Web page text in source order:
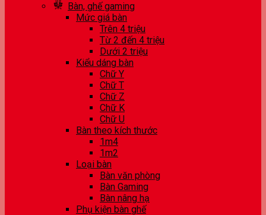
Bàn, ghế gaming
Mức giá bàn
Trên 4 triệu
Từ 2 đến 4 triệu
Dưới 2 triệu
Kiểu dáng bàn
Chữ Y
Chữ T
Chữ Z
Chữ K
Chữ U
Bàn theo kích thước
1m4
1m2
Loại bàn
Bàn văn phòng
Bàn Gaming
Bàn nâng hạ
Phụ kiện bàn ghế